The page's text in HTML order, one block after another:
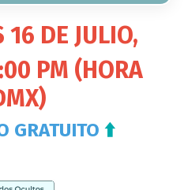
16 DE JULIO,
PM (HORA
GRATUITO ⬆️